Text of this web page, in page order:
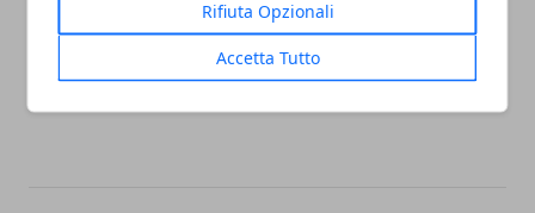
Rifiuta Opzionali
Accetta Tutto
cultura italiana, con la sua storia, la sua cucina e la
sua autenticità, regala loro un'esperienza unica e
indimenticabile.